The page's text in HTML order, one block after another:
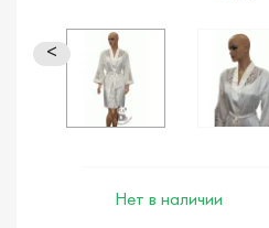
<
Нет в наличии